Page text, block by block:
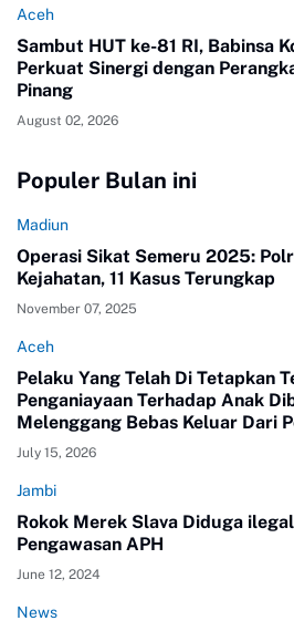
Aceh
Sambut HUT ke-81 RI, Babinsa
Perkuat Sinergi dengan
Pinang
August 02, 2026
Populer Bulan ini
Madiun
Operasi Sikat Semeru 2025:
Kejahatan, 11 Kasus Terungkap
November 07, 2025
Aceh
Pelaku Yang Telah Di Tetapkan
Penganiayaan Terhadap Anak
Melenggang Bebas Keluar Dari
July 15, 2026
Jambi
Rokok Merek Slava Diduga
Pengawasan APH
June 12, 2024
News